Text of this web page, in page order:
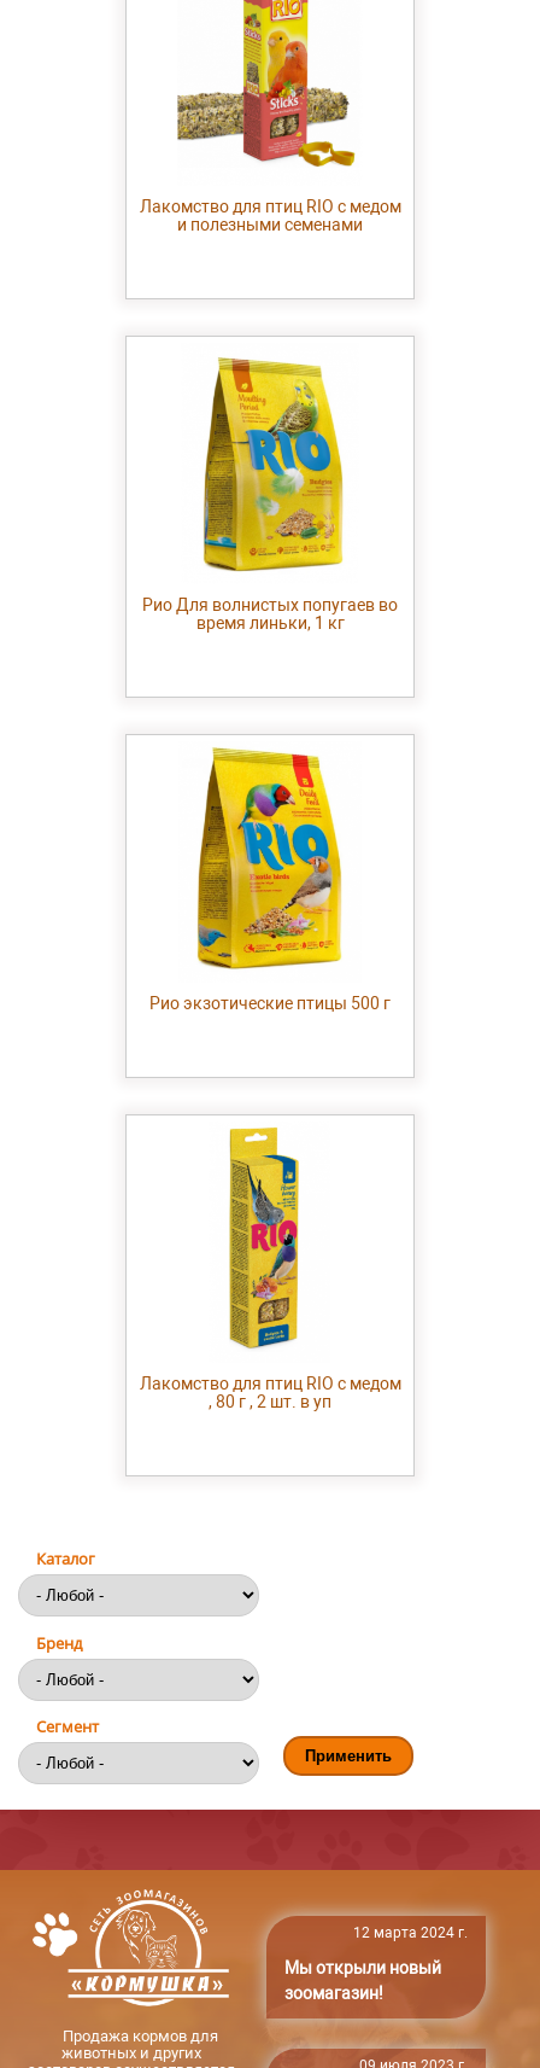
Лакомство для птиц RIO с медом
и полезными семенами
Рио Для волнистых попугаев во
время линьки, 1 кг
Рио экзотические птицы 500 г
Лакомство для птиц RIO с медом
, 80 г , 2 шт. в уп
Каталог
Бренд
Сегмент
Продажа кормов для
животных и других
12 марта 2024 г.
Мы открыли новый
зоомагазин!